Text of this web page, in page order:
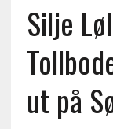
Silje
ut på